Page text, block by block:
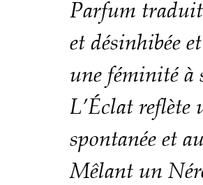
Parfum
et désinhibée
une féminité à
L’Éclat reflète
spontanée et
Mêlant un